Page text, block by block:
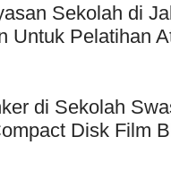
Sekolah di
Untuk Pelatihan
di Sekolah
Disk Film